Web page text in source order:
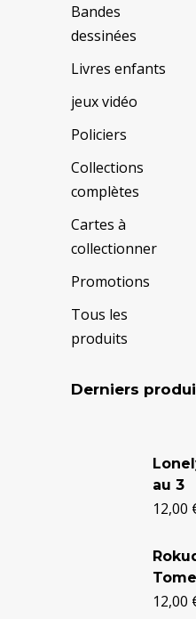
Bandes
dessinées
Livres enfants
jeux vidéo
Policiers
Collections
complètes
Cartes à
collectionner
Promotions
Tous les
produits
Derniers
au 3
12,00
12,00